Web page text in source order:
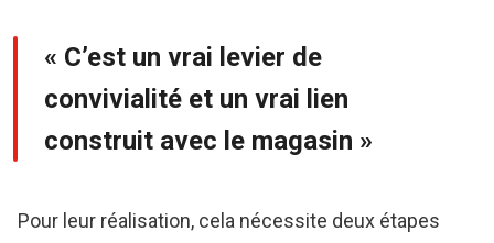
« C’est un vrai levier de
convivialité et un vrai lien
construit avec le magasin »
Pour leur réalisation, cela nécessite deux étapes